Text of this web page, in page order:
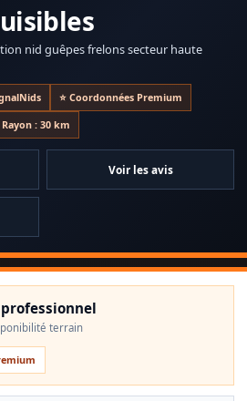
nid guêpes frelons secteur haute
74440
Maff pro
⭐ Coordonnées Premium
: 30 km
Voir les avis
terrain